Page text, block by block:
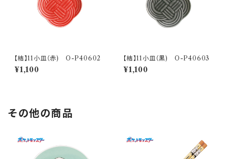
【結】11小皿（赤) O-P40602
¥1,100
【結】11小皿（黒) O-P40603
¥1,100
その他の商品